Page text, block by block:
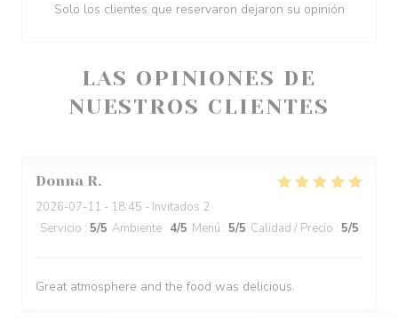
LAS OPINIONES DE
NUESTROS CLIENTES
Donna R
2026-07-11 - 18:45 - Invitados 2
Servicio : 5/5 Ambiente : 4/5 Menú : 5/5 Calidad / Precio : 5/5
Great atmosphere and the food was delicious.
Solo los clientes que reservaron dejaron su opinión